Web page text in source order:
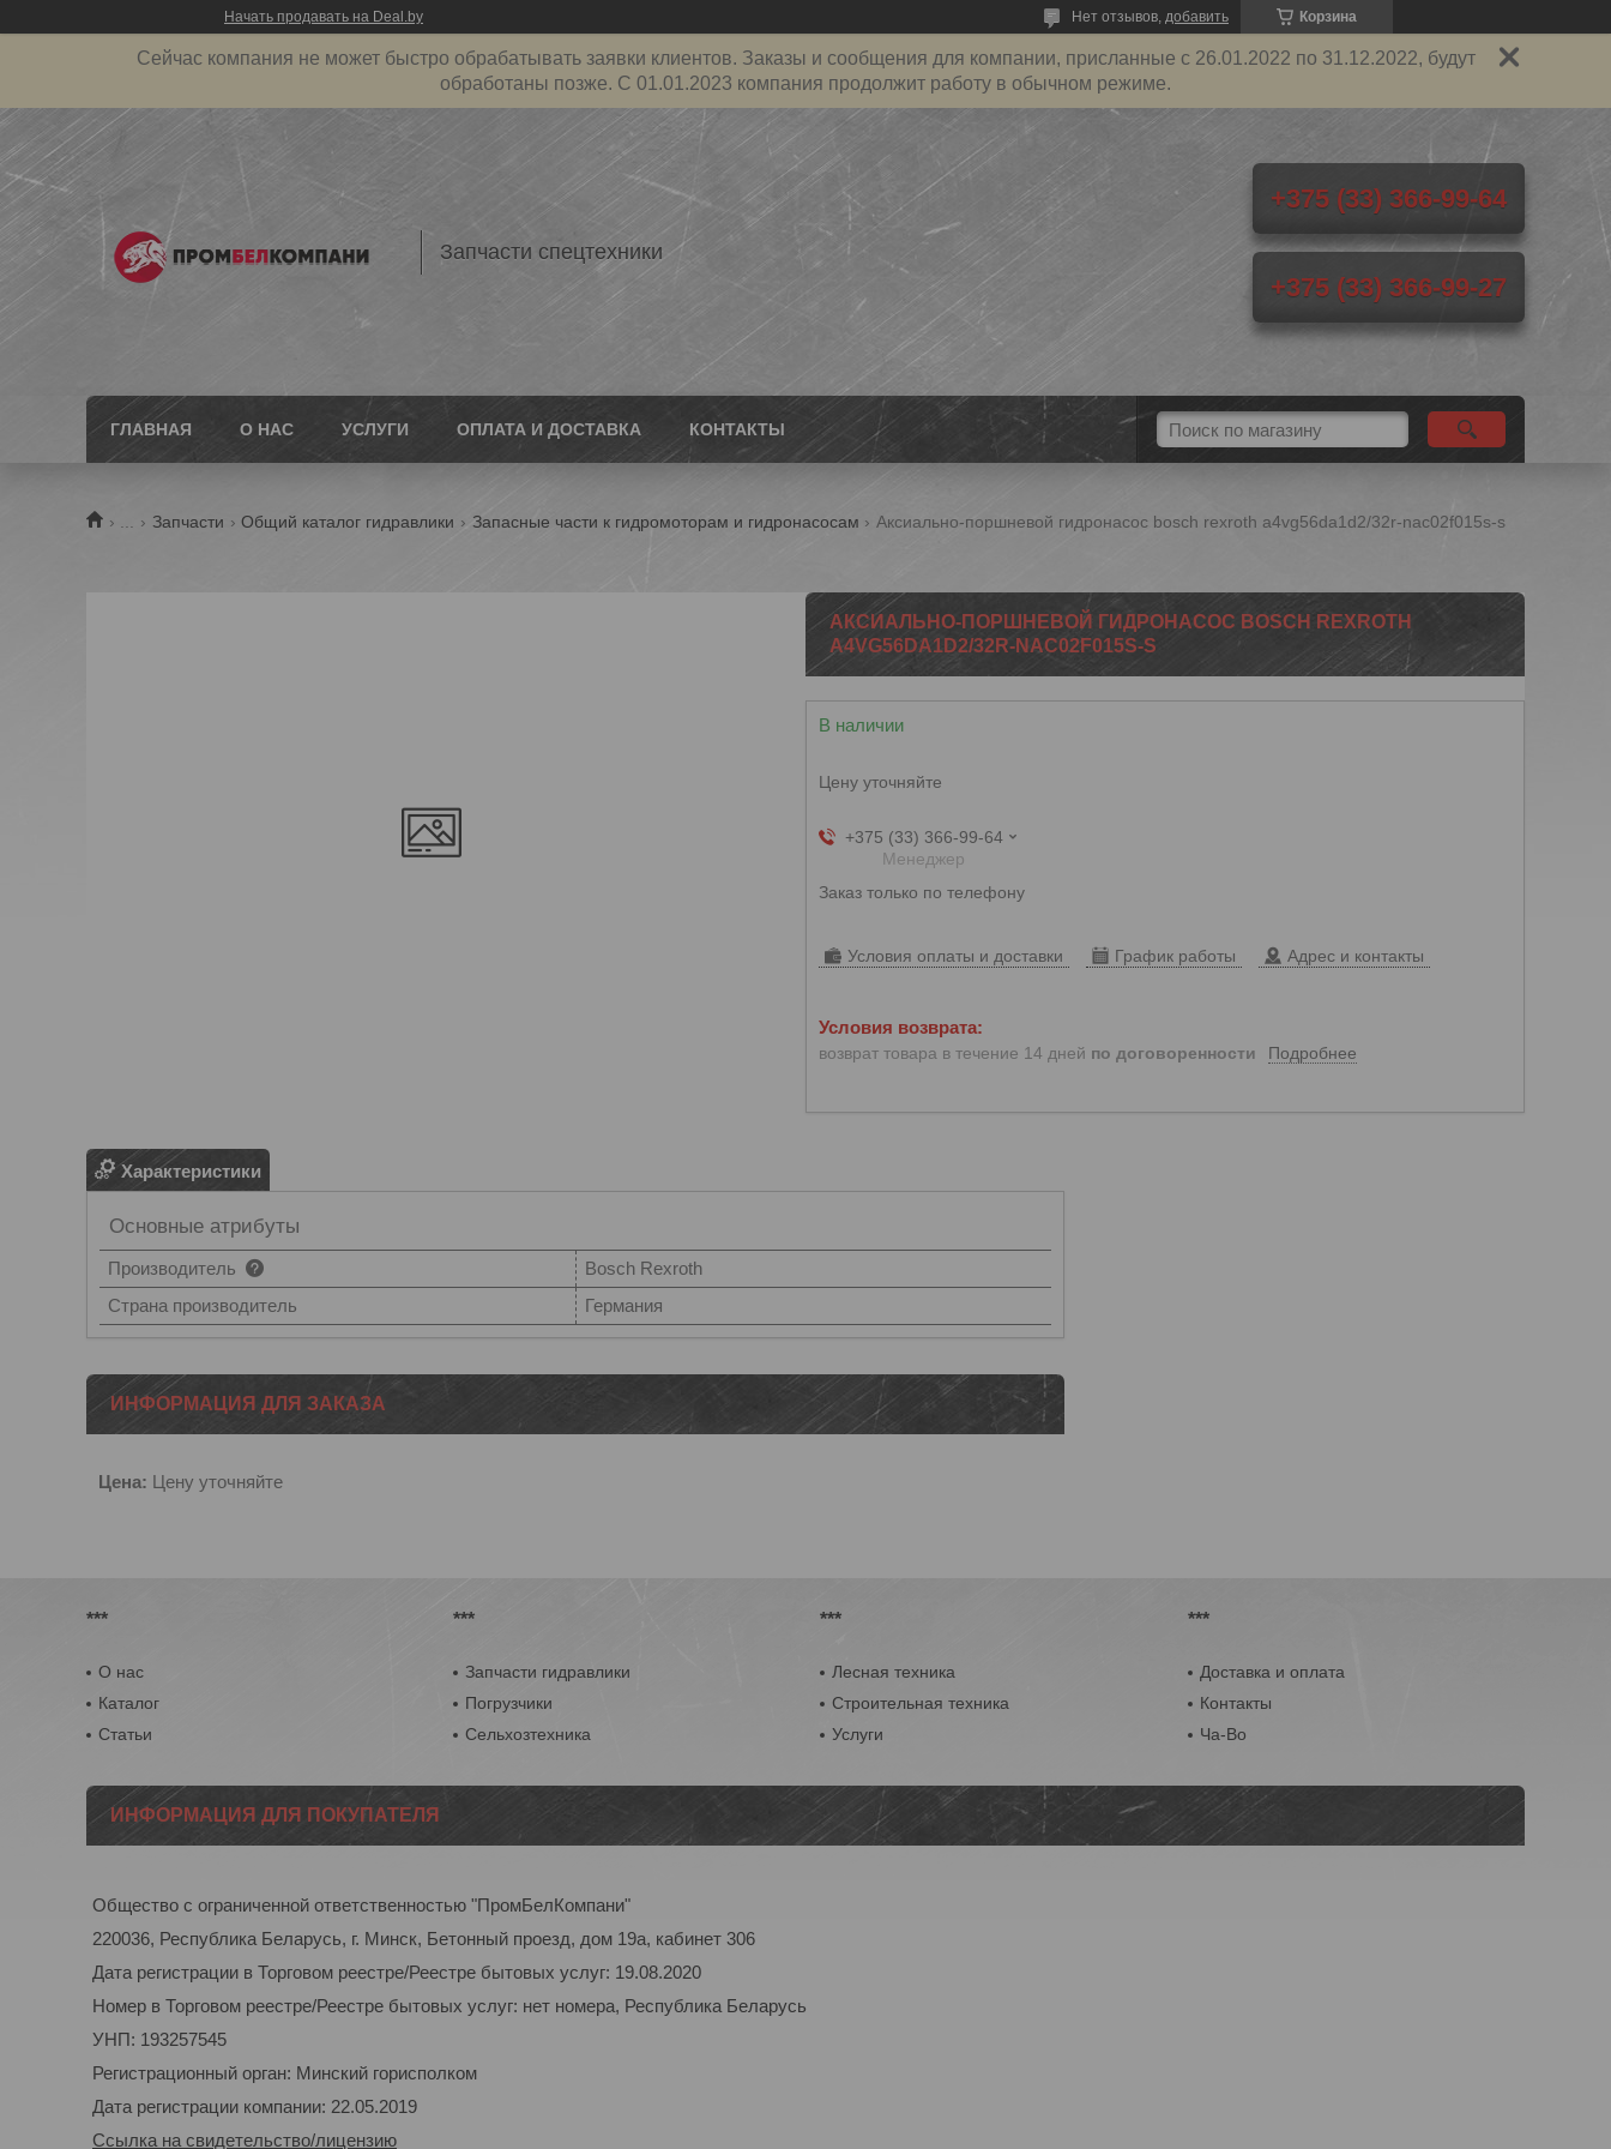
Начать продавать на Deal.by Корзина
Нет отзывов, добавить
Сейчас компания не может быстро обрабатывать заявки клиентов. Заказы и сообщения для компании, присланные с 26.01.2022 по 31.12.2022, будут
обработаны позже. С 01.01.2023 компания продолжит работу в обычном режиме.
Запчасти спецтехники
+375 (33) 366-99-64
+375 (33) 366-99-27
ГЛАВНАЯ О НАС УСЛУГИ ОПЛАТА И ДОСТАВКА КОНТАКТЫ
Запчасти Общий каталог гидравлики Запасные части к гидромоторам и гидронасосам Аксиально-поршневой гидронасос bosch rexroth a4vg56da1d2/32r-nac02f015s-s
АКСИАЛЬНО-ПОРШНЕВОЙ ГИДРОНАСОС BOSCH REXROTH
A4VG56DA1D2/32R-NAC02F015S-S
В наличии
Цену уточняйте
+375 (33) 366-99-64
Менеджер
Заказ только по телефону
Условия оплаты и доставки График работы Адрес и контакты
возврат товара в течение 14 дней по договоренности Подробнее
Характеристики
Основные атрибуты
Производитель
Bosch Rexroth
Страна производитель
Германия
ИНФОРМАЦИЯ ДЛЯ ЗАКАЗА
Цена: Цену уточняйте
***
О нас
Каталог
Статьи
***
Запчасти гидравлики
Погрузчики
Сельхозтехника
***
Лесная техника
Строительная техника
Услуги
***
Доставка и оплата
Контакты
Ча-Во
ИНФОРМАЦИЯ ДЛЯ ПОКУПАТЕЛЯ
Общество с ограниченной ответственностью "ПромБелКомпани"
220036, Республика Беларусь, г. Минск, Бетонный проезд, дом 19а, кабинет 306
Дата регистрации в Торговом реестре/Реестре бытовых услуг: 19.08.2020
Номер в Торговом реестре/Реестре бытовых услуг: нет номера, Республика Беларусь
УНП: 193257545
Регистрационный орган: Минский горисполком
Дата регистрации компании: 22.05.2019
Ссылка на свидетельство/лицензию